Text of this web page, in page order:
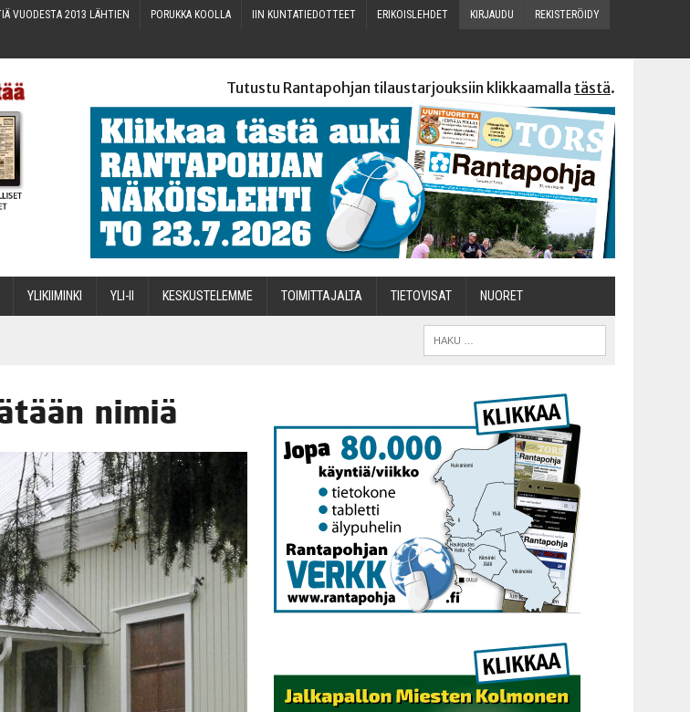
VUO­DES­TA 2013 LÄHTIEN PORUK­KA KOOLLA IIN KUN­TA­TIE­DOT­TEET ERI­KOIS­LEH­DET KIR­JAU­DU REKIS­TE­RÖI­DY
Tutustu Rantapohjan tilaustarjouksiin klikkaamalla tästä.
YLI­KII­MIN­KI YLI-II KES­KUS­TE­LEM­ME TOI­MIT­TA­JAL­TA TIETOVISAT NUO­RET
nimiä